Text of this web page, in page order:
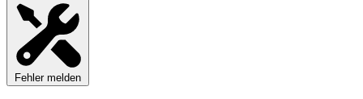
Fehler melden